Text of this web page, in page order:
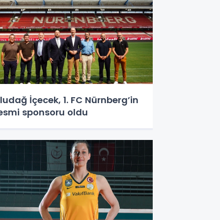
İçecek, 1. FC Nürnberg’in
sponsoru oldu